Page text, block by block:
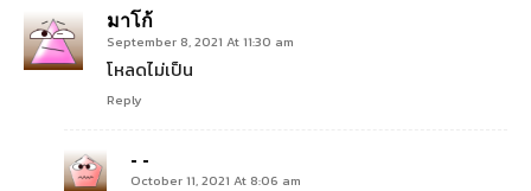
มาโก้
September 8, 2021 At 11:30 am
โหลดไม่เป็น
Reply
- -
October 11, 2021 At 8:06 am